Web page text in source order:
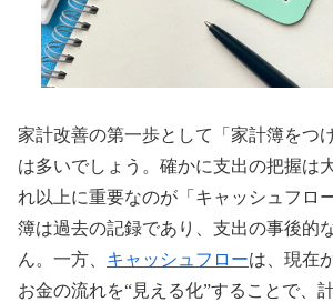
家計改善の第一歩として「家計簿をつ
は多いでしょう。確かに支出の把握は
れ以上に重要なのが「キャッシュフロ
簿は過去の記録であり、支出の事後的
ん。一方、 キャッシュフローは、現在
お金の流れを“見える化”することで、